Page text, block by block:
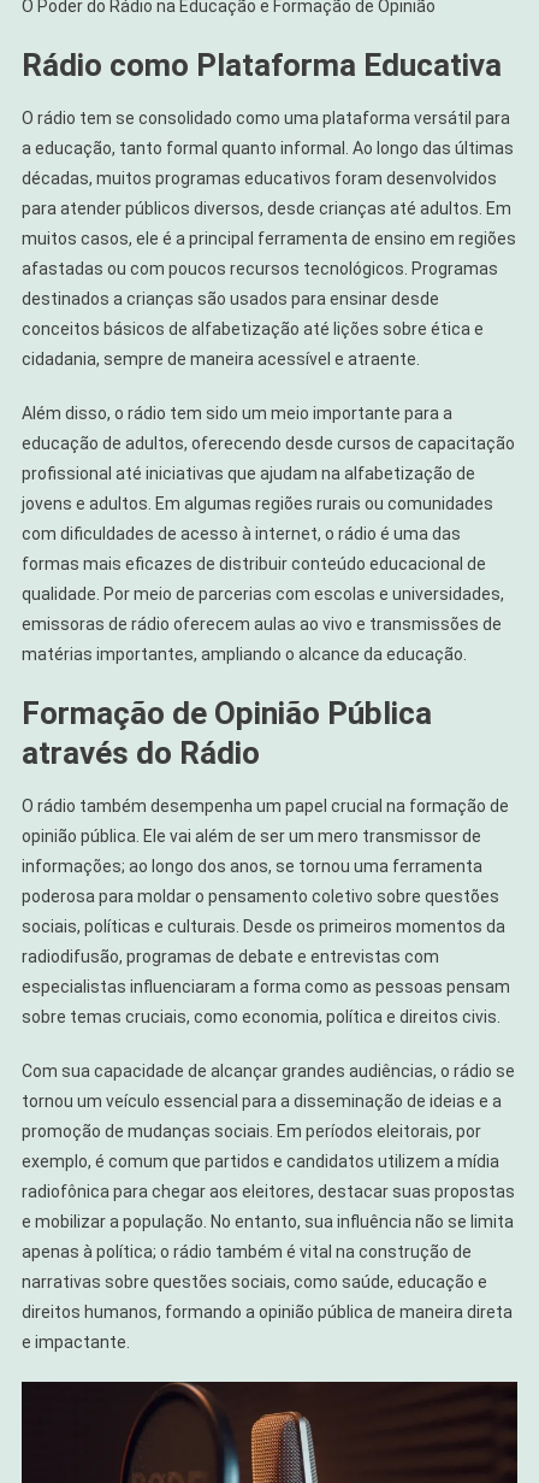
O Poder do Rádio na Educação e Formação de Opinião
Rádio como Plataforma Educativa
O rádio tem se consolidado como uma plataforma versátil para
a educação, tanto formal quanto informal. Ao longo das últimas
décadas, muitos programas educativos foram desenvolvidos
para atender públicos diversos, desde crianças até adultos. Em
muitos casos, ele é a principal ferramenta de ensino em regiões
afastadas ou com poucos recursos tecnológicos. Programas
destinados a crianças são usados para ensinar desde
conceitos básicos de alfabetização até lições sobre ética e
cidadania, sempre de maneira acessível e atraente.
Além disso, o rádio tem sido um meio importante para a
educação de adultos, oferecendo desde cursos de capacitação
profissional até iniciativas que ajudam na alfabetização de
jovens e adultos. Em algumas regiões rurais ou comunidades
com dificuldades de acesso à internet, o rádio é uma das
formas mais eficazes de distribuir conteúdo educacional de
qualidade. Por meio de parcerias com escolas e universidades,
emissoras de rádio oferecem aulas ao vivo e transmissões de
matérias importantes, ampliando o alcance da educação.
Formação de Opinião Pública
através do Rádio
O rádio também desempenha um papel crucial na formação de
opinião pública. Ele vai além de ser um mero transmissor de
informações; ao longo dos anos, se tornou uma ferramenta
poderosa para moldar o pensamento coletivo sobre questões
sociais, políticas e culturais. Desde os primeiros momentos da
radiodifusão, programas de debate e entrevistas com
especialistas influenciaram a forma como as pessoas pensam
sobre temas cruciais, como economia, política e direitos civis.
Com sua capacidade de alcançar grandes audiências, o rádio se
tornou um veículo essencial para a disseminação de ideias e a
promoção de mudanças sociais. Em períodos eleitorais, por
exemplo, é comum que partidos e candidatos utilizem a mídia
radiofônica para chegar aos eleitores, destacar suas propostas
e mobilizar a população. No entanto, sua influência não se limita
apenas à política; o rádio também é vital na construção de
narrativas sobre questões sociais, como saúde, educação e
direitos humanos, formando a opinião pública de maneira direta
e impactante.